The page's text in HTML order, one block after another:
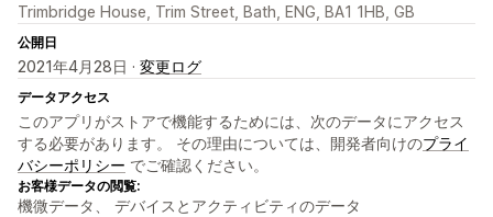
Trimbridge House, Trim Street, Bath, ENG, BA1 1HB, GB
公開日
2021年4月28日 · 変更ログ
データアクセス
このアプリがストアで機能するためには、次のデータにアクセス
する必要があります。 その理由については、開発者向けのプライ
バシーポリシー でご確認ください。
お客様データの閲覧:
機微データ、 デバイスとアクティビティのデータ